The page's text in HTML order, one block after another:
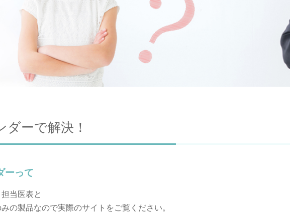
ダーで解決！
ーって
当医表と
の製品なので実際のサイトをご覧ください。